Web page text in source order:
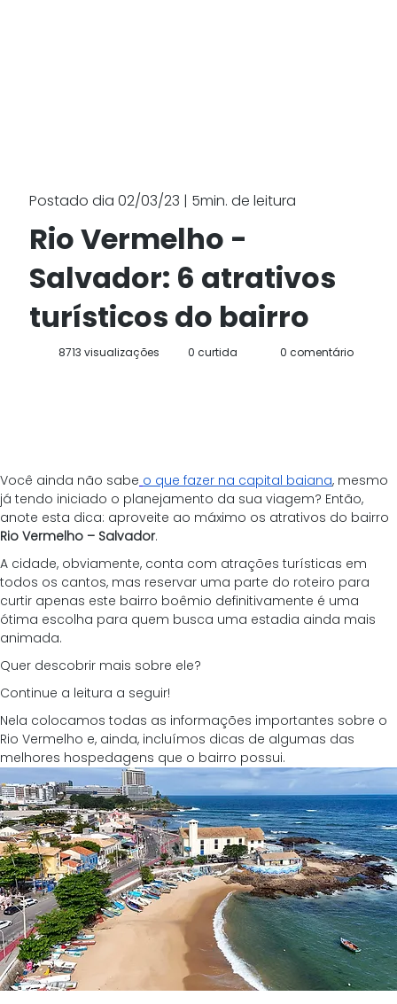
Postado dia 02/03/23 | 5min. de leitura
Rio Vermelho -
Salvador: 6 atrativos
turísticos do bairro
0 comentário
0 curtida
8713 visualizações
Você ainda não sabe o que fazer na capital baiana, mesmo
já tendo iniciado o planejamento da sua viagem? Então,
anote esta dica: aproveite ao máximo os atrativos do bairro
Rio Vermelho – Salvador.
A cidade, obviamente, conta com atrações turísticas em
todos os cantos, mas reservar uma parte do roteiro para
curtir apenas este bairro boêmio definitivamente é uma
ótima escolha para quem busca uma estadia ainda mais
animada.
Quer descobrir mais sobre ele?
Continue a leitura a seguir!
Nela colocamos todas as informações importantes sobre o
Rio Vermelho e, ainda, incluímos dicas de algumas das
melhores hospedagens que o bairro possui.